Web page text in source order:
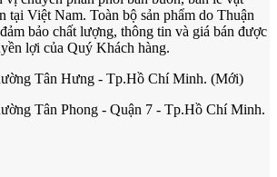
tại Việt Nam. Toàn bộ sản phẩm do Thuận
bảo chất lượng, thông tin và giá bán được
lợi của Quý Khách hàng.
Tân Hưng - Tp.Hồ Chí Minh. (Mới)
Tân Phong - Quận 7 - Tp.Hồ Chí Minh.